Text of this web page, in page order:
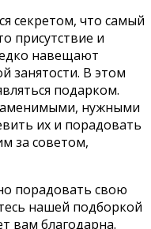
секретом, что самый
присутствие и
навещают
занятости. В этом
подарком.
нужными
их и порадовать
за советом,
порадовать свою
нашей подборкой
вам благодарна.